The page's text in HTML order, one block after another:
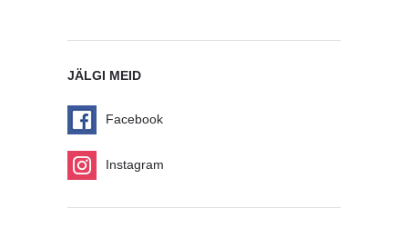
JÄLGI MEID
Facebook
Instagram